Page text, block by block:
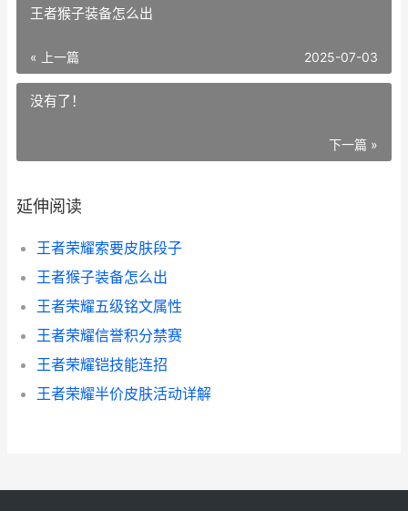
王者猴子装备怎么出
« 上一篇 2025-07-03
没有了！
下一篇 »
延伸阅读
王者荣耀索要皮肤段子
王者猴子装备怎么出
王者荣耀五级铭文属性
王者荣耀信誉积分禁赛
王者荣耀铠技能连招
王者荣耀半价皮肤活动详解